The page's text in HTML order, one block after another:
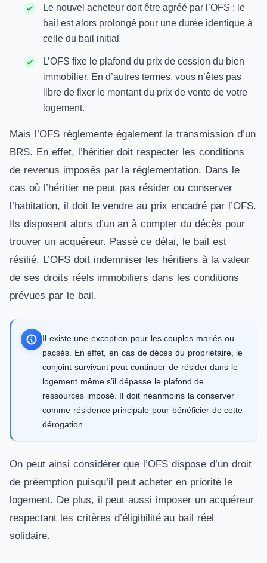
Le nouvel acheteur doit être agréé par l’OFS : le
bail est alors prolongé pour une durée identique à
celle du bail initial
L’OFS fixe le plafond du prix de cession du bien
immobilier. En d’autres termes, vous n’êtes pas
libre de fixer le montant du prix de vente de votre
logement.
Mais l’OFS règlemente également la transmission d’un
BRS. En effet, l’héritier doit respecter les conditions
de revenus imposés par la réglementation. Dans le
cas où l’héritier ne peut pas résider ou conserver
l’habitation, il doit le vendre au prix encadré par l’OFS.
Ils disposent alors d’un an à compter du décès pour
trouver un acquéreur. Passé ce délai, le bail est
résilié. L’OFS doit indemniser les héritiers à la valeur
de ses droits réels immobiliers dans les conditions
prévues par le bail.
Il existe une exception pour les couples mariés ou
pacsés. En effet, en cas de décès du propriétaire, le
conjoint survivant peut continuer de résider dans le
logement même s’il dépasse le plafond de
ressources imposé. Il doit néanmoins la conserver
comme résidence principale pour bénéficier de cette
dérogation.
On peut ainsi considérer que l’OFS dispose d’un droit
de préemption puisqu’il peut acheter en priorité le
logement. De plus, il peut aussi imposer un acquéreur
respectant les critères d’éligibilité au bail réel
solidaire.